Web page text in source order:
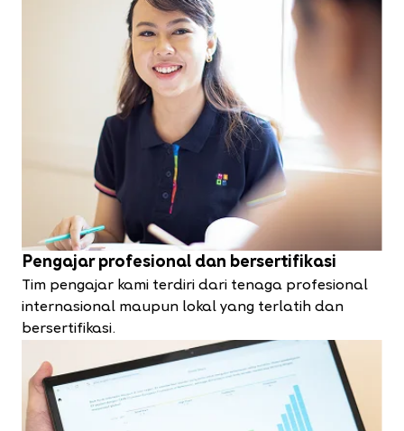
Pengajar profesional dan bersertifikasi
Tim pengajar kami terdiri dari tenaga profesional
internasional maupun lokal yang terlatih dan
bersertifikasi.